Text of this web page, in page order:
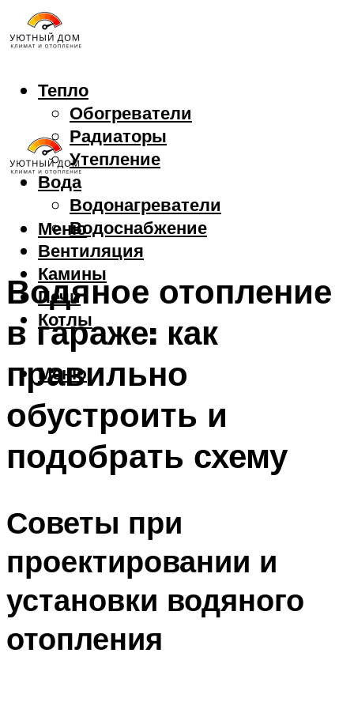
Тепло
Обогреватели
Радиаторы
Утепление
Вода
Водонагреватели
Водоснабжение
Вентиляция
Камины
Печи
Котлы
Меню
Меню
Водяное отопление
в гараже: как
правильно
обустроить и
подобрать схему
Советы при
проектировании и
установки водяного
отопления